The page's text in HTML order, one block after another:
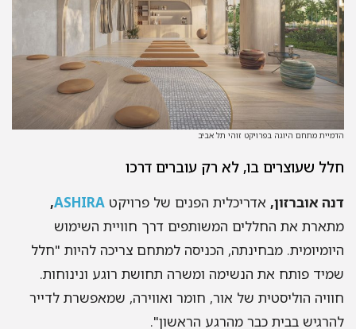
מתחם היוגה בפרויקט זוהי תל אביב
שעוצרים בו, לא רק עוברים דרכו
אוברזון,אדריכלית הפנים של פרויקטASHIRA
,
את החללים המשותפים דרך חוויית השימוש
מבחינתה, הכניסה למתחם צריכה להיות "חלל
פותח את הנשימה ומשרה תחושת רוגע ונינוחות.
הוליסטית של אור, חומר ואווירה, שמאפשרת לדייר
בבית כבר מהרגע הראשון".